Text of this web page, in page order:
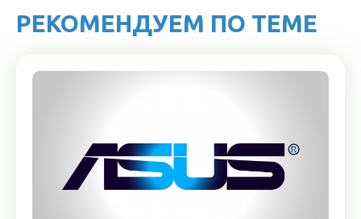
РЕКОМЕНДУЕМ ПО ТЕМЕ